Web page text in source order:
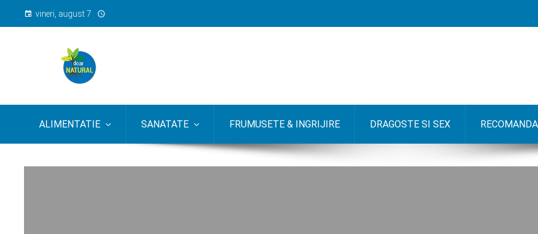
vineri, august 7
ALIMENTATIE SANATATE FRUMUSETE & INGRIJIRE DRAGOSTE SI SEX